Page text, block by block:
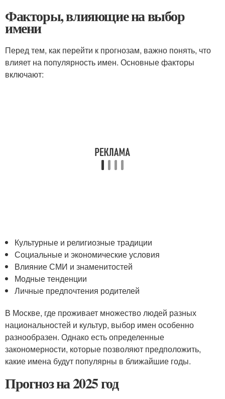
Факторы, влияющие на выбор
имени
Перед тем, как перейти к прогнозам, важно понять, что
влияет на популярность имен. Основные факторы
включают:
Культурные и религиозные традиции
Социальные и экономические условия
Влияние СМИ и знаменитостей
Модные тенденции
Личные предпочтения родителей
В Москве, где проживает множество людей разных
национальностей и культур, выбор имен особенно
разнообразен. Однако есть определенные
закономерности, которые позволяют предположить,
какие имена будут популярны в ближайшие годы.
Прогноз на 2025 год